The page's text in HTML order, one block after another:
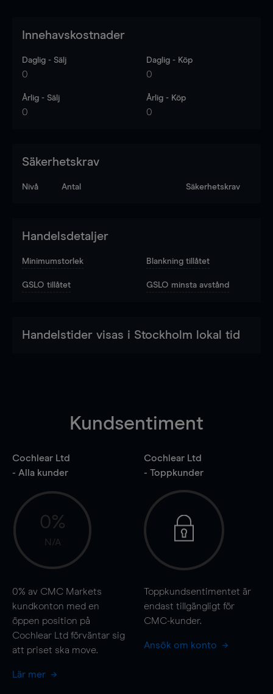
Innehavskostnader
Daglig - Sälj
0
Daglig - Köp
0
Årlig - Sälj
0
Årlig - Köp
0
Säkerhetskrav
Nivå Antal Säkerhetskrav
Handelsdetaljer
Minimumstorlek Blankning tillåtet
GSLO tillåtet GSLO minsta avstånd
Handelstider visas i Stockholm lokal tid
Kundsentiment
Cochlear Ltd
- Alla kunder
0%
N/A
0% av CMC Markets
kundkonton med en
öppen position på
Cochlear Ltd förväntar sig
att priset ska move.
Lär mer
Cochlear Ltd
- Toppkunder
Toppkundsentimentet är
endast tillgängligt för
CMC-kunder.
Ansök om konto